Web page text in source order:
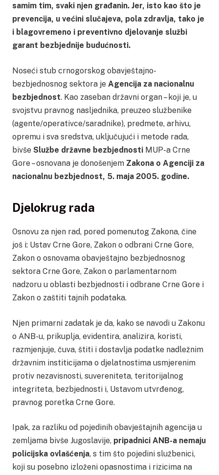
samim tim, svaki njen građanin. Jer, isto kao što je
prevencija, u većini slučajeva, pola zdravlja, tako je
i blagovremeno i preventivno djelovanje službi
garant bezbjednije budućnosti.
Noseći stub crnogorskog obavještajno-
bezbjednosnog sektora je Agencija za nacionalnu
bezbjednost. Kao zaseban državni organ – koji je, u
svojstvu pravnog nasljednika, preuzeo službenike
(agente/operativce/saradnike), predmete, arhivu,
opremu i sva sredstva, uključujući i metode rada,
bivše Službe državne bezbjednosti MUP-a Crne
Gore – osnovana je donošenjem Zakona o Agenciji za
nacionalnu bezbjednost, 5. maja 2005. godine.
Djelokrug rada
Osnovu za njen rad, pored pomenutog Zakona, čine
još i: Ustav Crne Gore, Zakon o odbrani Crne Gore,
Zakon o osnovama obavještajno bezbjednosnog
sektora Crne Gore, Zakon o parlamentarnom
nadzoru u oblasti bezbjednosti i odbrane Crne Gore i
Zakon o zaštiti tajnih podataka.
Njen primarni zadatak je da, kako se navodi u Zakonu
o ANB-u, prikuplja, evidentira, analizira, koristi,
razmjenjuje, čuva, štiti i dostavlja podatke nadležnim
državnim institicijama o djelatnostima usmjerenim
protiv nezavisnosti, suvereniteta, teritorijalnog
integriteta, bezbjednosti i, Ustavom utvrđenog,
pravnog poretka Crne Gore.
Ipak, za razliku od pojedinih obavještajnih agencija u
zemljama bivše Jugoslavije, pripadnici ANB-a nemaju
policijska ovlašćenja, s tim što pojedini službenici,
koji su posebno izloženi opasnostima i rizicima na